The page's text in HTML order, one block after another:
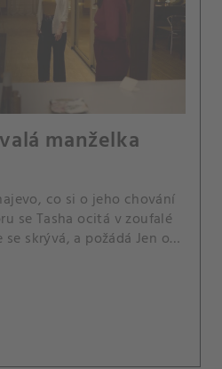
manželka
co si o jeho chování
se Tasha ocitá v zoufalé
skrývá, a požádá Jen o